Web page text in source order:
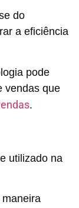
do
a eficiência
pode
vendas que
.
utilizado na